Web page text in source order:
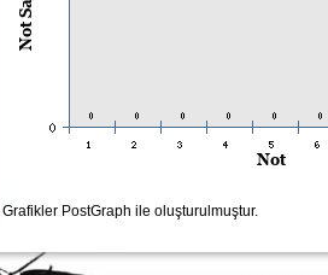
Grafikler PostGraph ile oluşturulmuştur.